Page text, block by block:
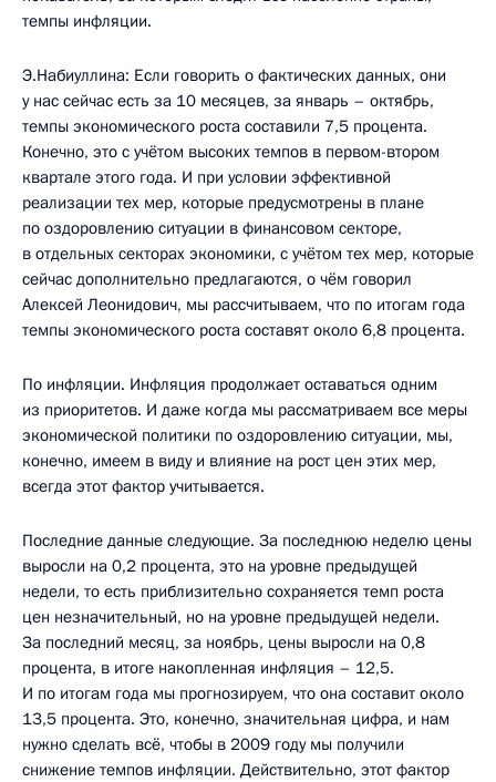
темпы инфляции.
Э.Набиуллина: Если говорить о фактических данных, они
у нас сейчас есть за 10 месяцев, за январь – октябрь,
темпы экономического роста составили 7,5 процента.
Конечно, это с учётом высоких темпов в первом-втором
квартале этого года. И при условии эффективной
реализации тех мер, которые предусмотрены в плане
по оздоровлению ситуации в финансовом секторе,
в отдельных секторах экономики, с учётом тех мер, которые
сейчас дополнительно предлагаются, о чём говорил
Алексей Леонидович, мы рассчитываем, что по итогам года
темпы экономического роста составят около 6,8 процента.
По инфляции. Инфляция продолжает оставаться одним
из приоритетов. И даже когда мы рассматриваем все меры
экономической политики по оздоровлению ситуации, мы,
конечно, имеем в виду и влияние на рост цен этих мер,
всегда этот фактор учитывается.
Последние данные следующие. За последнюю неделю цены
выросли на 0,2 процента, это на уровне предыдущей
недели, то есть приблизительно сохраняется темп роста
цен незначительный, но на уровне предыдущей недели.
За последний месяц, за ноябрь, цены выросли на 0,8
процента, в итоге накопленная инфляция – 12,5.
И по итогам года мы прогнозируем, что она составит около
13,5 процента. Это, конечно, значительная цифра, и нам
нужно сделать всё, чтобы в 2009 году мы получили
снижение темпов инфляции. Действительно, этот фактор